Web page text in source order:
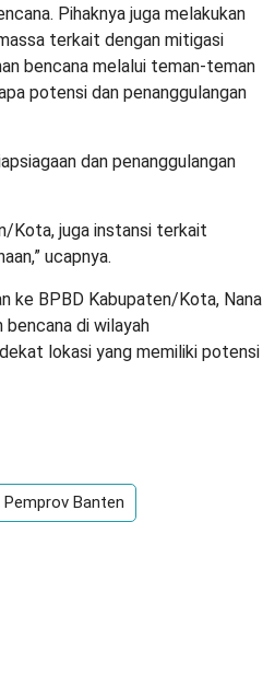
Pihaknya juga melakukan
terkait dengan mitigasi
bencana melalui teman-teman
potensi dan penanggulangan
dan penanggulangan
Kota, juga instansi terkait
ucapnya.
ke BPBD Kabupaten/Kota, Nana
di wilayah
lokasi yang memiliki potensi
Pemprov Banten